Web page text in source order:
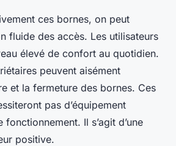
ces bornes, on peut
fluide des accès. Les utilisateurs
élevé de confort au quotidien.
peuvent aisément
et la fermeture des bornes. Ces
pas d’équipement
Il s’agit d’une
positive.